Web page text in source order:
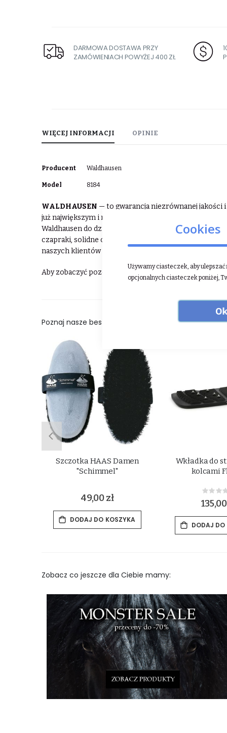
DARMOWA DOSTAWA PRZY
ZAMÓWIENIACH POWYŻEJ 400 ZŁ
WIĘCEJ INFORMACJI
Więcej
Producent Waldhausen
Model 8184
OPINIE
WALDHAUSEN — to gwarancja niezrównanej jakości i
już największym i najbardziej rozpoznawalnym
Waldhausen do dziś jest liderem na rynku
czapraki, solidne ochraniacze, a także modną odzież
naszych klientów marką.
Aby zobaczyć pozostałe produkty Waldhausen ⮕
Poznaj nasze bestsellery:
Szczotka HAAS Damen
"Schimmel"
49,00 zł
DODAJ DO KOSZYKA
Wkładka do
kolcami
0%
DODAJ
Zobacz co jeszcze dla Ciebie mamy:
Cookies
Używamy ciasteczek, aby
opcjonalnych ciasteczek poniżej,